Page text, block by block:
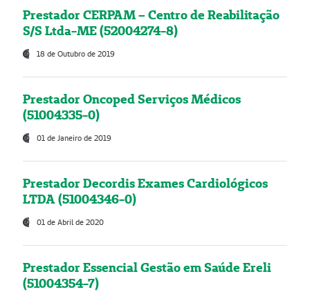
Prestador CERPAM – Centro de Reabilitação
S/S Ltda-ME (52004274-8)
18 de Outubro de 2019
Prestador Oncoped Serviços Médicos
(51004335-0)
01 de Janeiro de 2019
Prestador Decordis Exames Cardiológicos
LTDA (51004346-0)
01 de Abril de 2020
Prestador Essencial Gestão em Saúde Ereli
(51004354-7)